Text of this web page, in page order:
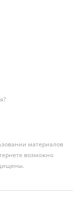
материалов
возможно